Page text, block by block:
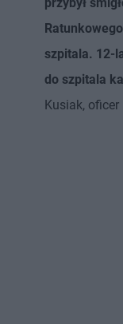
szpitala. 12-
do szpitala
Kusiak,